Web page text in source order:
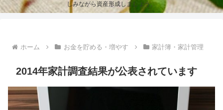
しみながら資産形成しましょう。
ホーム お金を貯める・増やす 家計簿・家計管理
2014年家計調査結果が公表されています